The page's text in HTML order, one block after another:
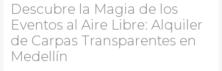
Descubre la Magia de los
Eventos al Aire Libre: Alquiler
de Carpas Transparentes en
Medellín